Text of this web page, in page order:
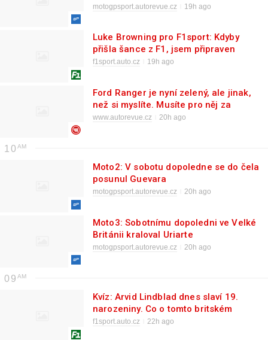
motogpsport.autorevue.cz 19h ago
Luke Browning pro F1sport: Kdyby
přišla šance z F1, jsem připraven
f1sport.auto.cz 19h ago
Ford Ranger je nyní zelený, ale jinak,
než si myslíte. Musíte pro něj za
hranice
www.autorevue.cz 20h ago
10
Moto2: V sobotu dopoledne se do čela
posunul Guevara
motogpsport.autorevue.cz 20h ago
Moto3: Sobotnímu dopoledni ve Velké
Británii kraloval Uriarte
motogpsport.autorevue.cz 20h ago
09
Kvíz: Arvid Lindblad dnes slaví 19.
narozeniny. Co o tomto britském
závodníkovi víte?
f1sport.auto.cz 22h ago